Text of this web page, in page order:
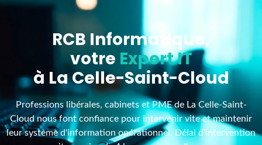
RCB Informatique,
votreExpert IT
à La Celle-Saint-Cloud
Professions libérales, cabinets et PME de La Celle-Saint-
Cloud nous font confiance pour intervenir vite et maintenir